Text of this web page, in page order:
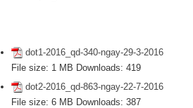
dot1-2016_qd-340-ngay-29-3-2016
File size: 1 MB Downloads: 419
dot2-2016_qd-863-ngay-22-7-2016
File size: 6 MB Downloads: 387